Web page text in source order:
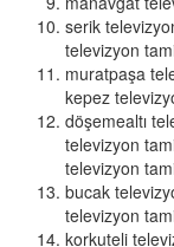
serik
televizyon
muratpaşa
kepez
döşemealtı
televizyon
televizyon
bucak
televizyon
korkuteli